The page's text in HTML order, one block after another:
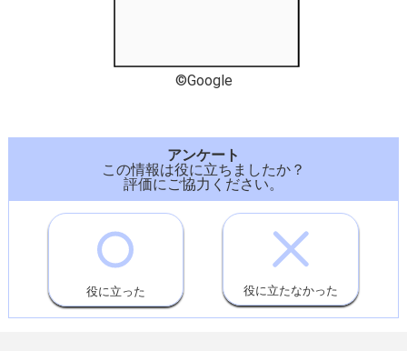
©Google
アンケート
この情報は役に立ちましたか？
評価にご協力ください。
役に立った 役に立たなかった